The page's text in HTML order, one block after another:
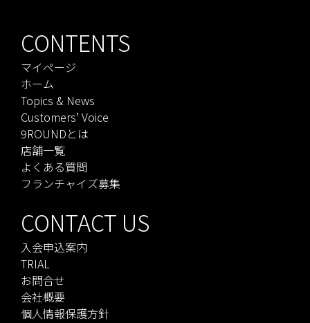
CONTENTS
マイページ
ホーム
Topics & News
Customers’ Voice
9ROUNDとは
店舗一覧
よくある質問
フランチャイズ募集
CONTACT US
入会申込案内
TRIAL
お問合せ
会社概要
個人情報保護方針